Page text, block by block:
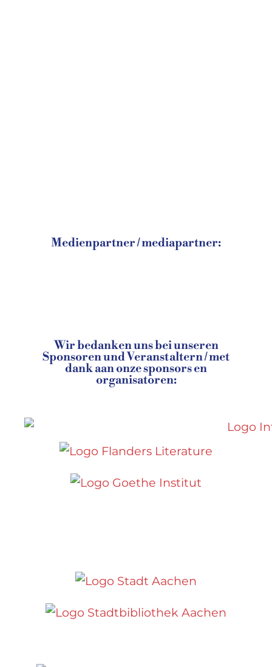
Medienpartner / mediapartner:
Wir bedanken uns bei unseren
Sponsoren und Veranstaltern / met
dank aan onze sponsors en
organisatoren: